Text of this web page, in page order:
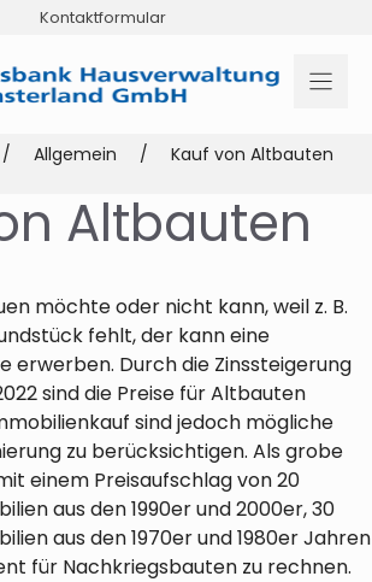
Kontaktformular
/ Allgemein / Kauf von Altbauten
Altbauten
möchte oder nicht kann, weil z. B.
fehlt, der kann eine
erwerben. Durch die Zinssteigerung
sind die Preise für Altbauten
sind jedoch mögliche
zu berücksichtigen. Als grobe
einem Preisaufschlag von 20
aus den 1990er und 2000er, 30
aus den 1970er und 1980er Jahren
für Nachkriegsbauten zu rechnen.